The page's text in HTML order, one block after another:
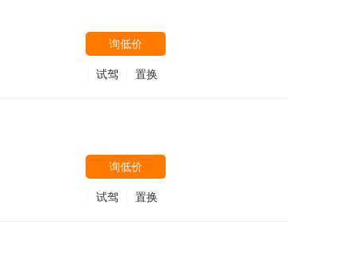
询低价
置换
试驾
询低价
置换
试驾